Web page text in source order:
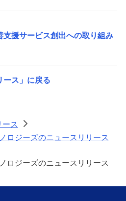
支援サービス創出への取り組み
ース」に戻る
ース
>
ロジーズのニュースリリース
ロジーズのニュースリリース